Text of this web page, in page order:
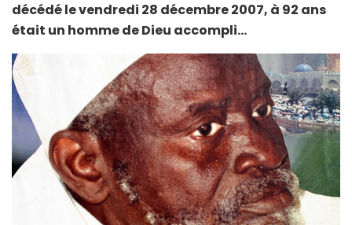
décédé le vendredi 28 décembre 2007, à 92 ans
était un homme de Dieu accompli…